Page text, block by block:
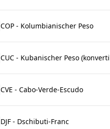
COP - Kolumbianischer Peso
CUC - Kubanischer Peso
CVE - Cabo-Verde-Escudo
DJF - Dschibuti-Franc